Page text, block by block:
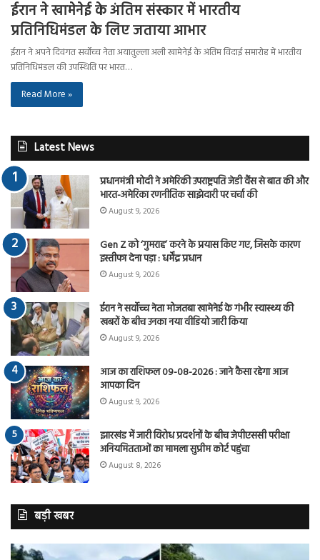
ईरान ने खामेनेई के अंतिम संस्कार में भारतीय
प्रतिनिधिमंडल के लिए जताया आभार
ईरान ने अपने दिवंगत सर्वोच्च नेता अयातुल्ला अली खामेनेई के अंतिम विदाई समारोह में भारतीय
प्रतिनिधिमंडल की उपस्थिति पर भारत…
Read More »
Latest News
प्रधानमंत्री मोदी ने अमेरिकी उपराष्ट्रपति जेडी वैंस से बात की और
भारत-अमेरिका रणनीतिक साझेदारी पर चर्चा की
August 9, 2026
Gen Z को ‘गुमराह’ करने के प्रयास किए गए, जिसके कारण
इस्तीफा देना पड़ा : धर्मेंद्र प्रधान
August 9, 2026
ईरान ने सर्वोच्च नेता मोजतबा खामेनेई के गंभीर स्वास्थ्य की
खबरों के बीच उनका नया वीडियो जारी किया
August 9, 2026
आज का राशिफल 09-08-2026 : जाने कैसा रहेगा आज
आपका दिन
August 9, 2026
झारखंड में जारी विरोध प्रदर्शनों के बीच जेपीएससी परीक्षा
अनियमितताओं का मामला सुप्रीम कोर्ट पहुंचा
August 8, 2026
बड़ी खबर